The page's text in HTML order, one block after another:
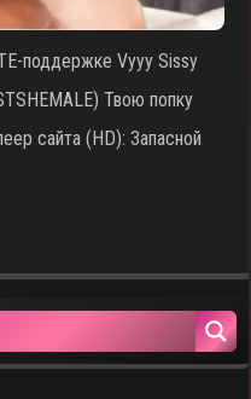
поддержке Vyyy Sissy
Твою попку
сайта (HD): Запасной